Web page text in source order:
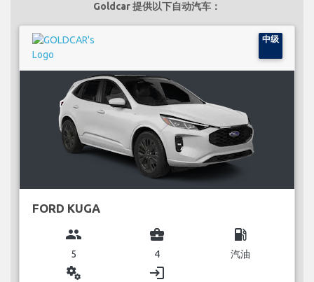
Goldcar 提供以下自动汽车：
中级
FORD KUGA
group
5
business_center
4
local_gas_station
汽油
miscellaneous_services login